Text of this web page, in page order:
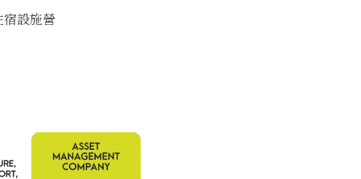
設施營